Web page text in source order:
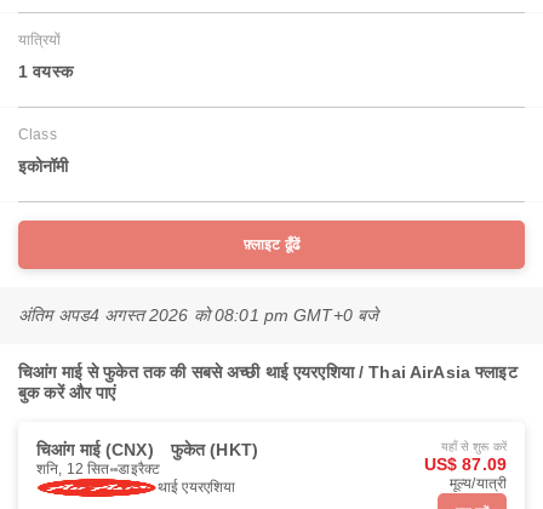
यात्रियों
1 वयस्‍क
Class
इकोनॉमी
फ़्लाइट ढूँढें
अंतिम अपड4 अगस्त 2026 को 08:01 pm GMT+0 बजे
चिआंग माई से फुकेत तक की सबसे अच्छी थाई एयरएशिया / Thai AirAsia फ्लाइट
बुक करें और पाएं
चिआंग माई (CNX) फुकेत (HKT)
शनि, 12 सित॰ डाइरैक्ट
थाई एयरएशिया
यहाँ से शुरू करें
US$ 87.09
मूल्य/यात्री